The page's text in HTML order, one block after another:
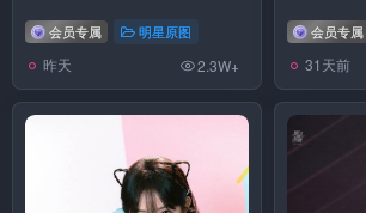
会员专属 明星原图
昨天 2.3W+
会员专属
31天前